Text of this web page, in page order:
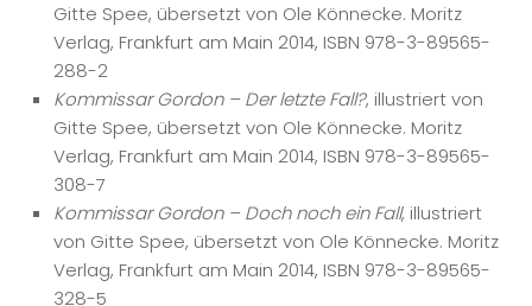
Gitte Spee, übersetzt von Ole Könnecke. Moritz
Verlag, Frankfurt am Main 2014, ISBN 978-3-89565-
288-2
Kommissar Gordon – Der letzte Fall?, illustriert von
Gitte Spee, übersetzt von Ole Könnecke. Moritz
Verlag, Frankfurt am Main 2014, ISBN 978-3-89565-
308-7
Kommissar Gordon – Doch noch ein Fall, illustriert
von Gitte Spee, übersetzt von Ole Könnecke. Moritz
Verlag, Frankfurt am Main 2014, ISBN 978-3-89565-
328-5